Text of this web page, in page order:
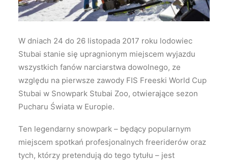
W dniach 24 do 26 listopada 2017 roku lodowiec
Stubai stanie się upragnionym miejscem wyjazdu
wszystkich fanów narciarstwa dowolnego, ze
względu na pierwsze zawody FIS Freeski World Cup
Stubai w Snowpark Stubai Zoo, otwierające sezon
Pucharu Świata w Europie.
Ten legendarny snowpark – będący popularnym
miejscem spotkań profesjonalnych freeriderów oraz
tych, którzy pretendują do tego tytułu – jest